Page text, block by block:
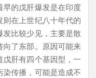
的戊肝爆发是在印度
在上世纪八十年代的
比较少见，主要是散
了东部。原因可能来
肝有四个基因型，一
传播，可能是造成不